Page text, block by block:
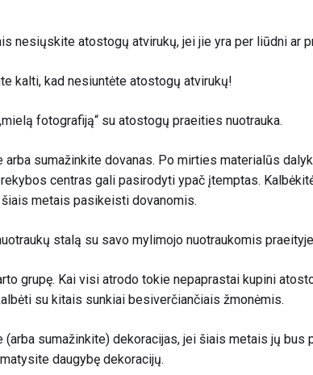
nesiųskite atostogų atvirukų, jei jie yra per liūdni ar
kalti, kad nesiuntėte atostogų atvirukų!
fotografiją“ su atostogų praeities nuotrauka.
arba sumažinkite dovanas. Po mirties materialūs
centras gali pasirodyti ypač įtemptas.
metais pasikeisti dovanomis.
stalą su savo mylimojo nuotraukomis
grupę. Kai visi atrodo tokie nepaprastai kupini
su kitais sunkiai besiverčiančiais žmonėmis.
(arba sumažinkite) dekoracijas, jei šiais metais jų bus
daugybę dekoracijų.